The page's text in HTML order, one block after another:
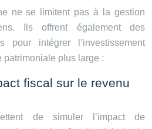
ne se limitent pas à la gestion
Ils offrent également des
pour intégrer l’investissement
patrimoniale plus large :
fiscal sur le revenu
de simuler l’impact de